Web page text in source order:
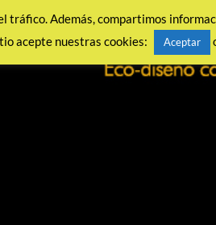
tráfico. Además, compartimos
acepte nuestras cookies:
Aceptar